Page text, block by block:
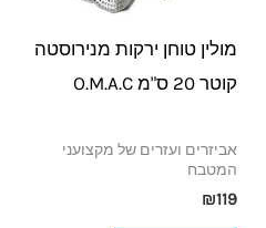
מולין טוחן ירקות מנירוסטה
קוטר 20 ס"מ O.M.A.C
אביזרים ועזרים של מקצועני
המטבח
₪119